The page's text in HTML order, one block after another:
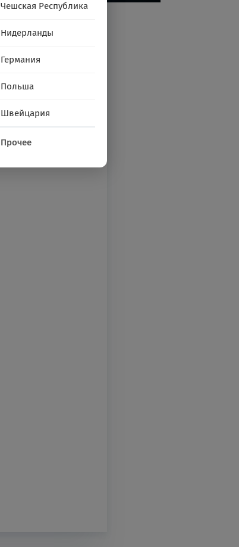
Чешская Республика
Нидерланды
Германия
Польша
Швейцария
Прочее